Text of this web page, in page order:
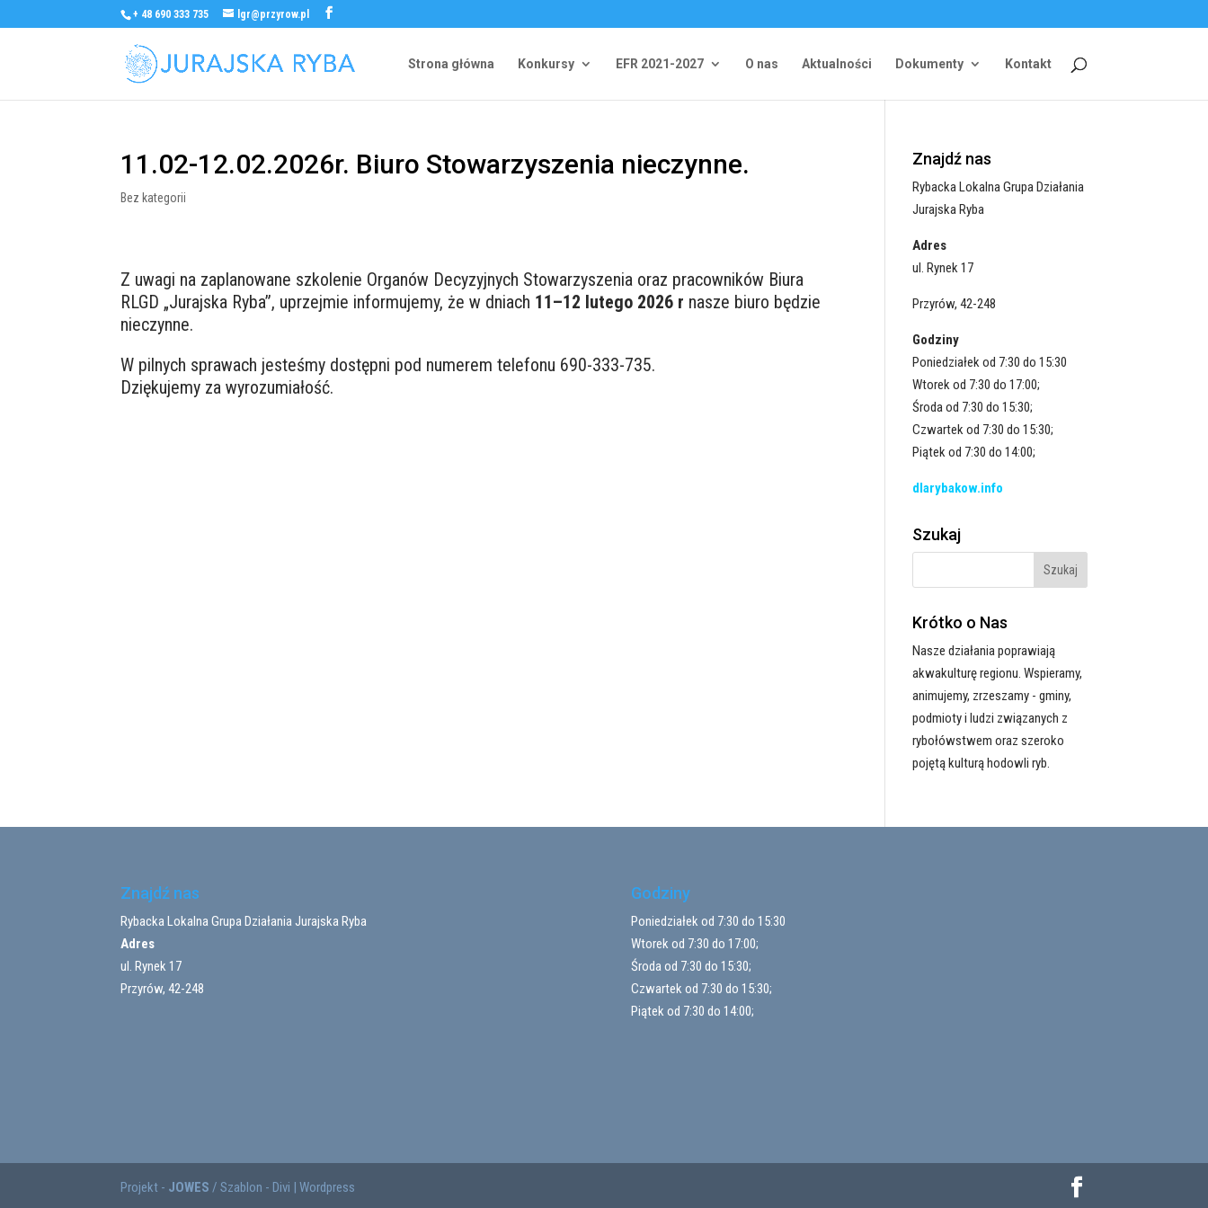
+ 48 690 333 735 lgr@przyrow.pl
Strona główna Konkursy EFR 2021-2027 O nas Aktualności Dokumenty Kontakt
11.02-12.02.2026r. Biuro Stowarzyszenia nieczynne.
Bez kategorii
Z uwagi na zaplanowane szkolenie Organów Decyzyjnych Stowarzyszenia oraz pracowników Biura
RLGD „Jurajska Ryba”, uprzejmie informujemy, że w dniach 11–12 lutego 2026 r nasze biuro będzie
nieczynne.
W pilnych sprawach jesteśmy dostępni pod numerem telefonu 690-333-735.
Dziękujemy za wyrozumiałość.
Znajdź nas
Rybacka Lokalna Grupa Działania
Jurajska Ryba
Adres
ul. Rynek 17
Przyrów, 42-248
Godziny
Poniedziałek od 7:30 do 15:30
Wtorek od 7:30 do 17:00;
Środa od 7:30 do 15:30;
Czwartek od 7:30 do 15:30;
Piątek od 7:30 do 14:00;
dlarybakow.info
Szukaj
Krótko o Nas
Nasze działania poprawiają
akwakulturę regionu. Wspieramy,
animujemy, zrzeszamy - gminy,
podmioty i ludzi związanych z
rybołówstwem oraz szeroko
pojętą kulturą hodowli ryb.
Znajdź nas
Rybacka Lokalna Grupa Działania Jurajska Ryba
Adres
ul. Rynek 17
Przyrów, 42-248
Godziny
Poniedziałek od 7:30 do 15:30
Wtorek od 7:30 do 17:00;
Środa od 7:30 do 15:30;
Czwartek od 7:30 do 15:30;
Piątek od 7:30 do 14:00;
Projekt - JOWES / Szablon - Divi | Wordpress